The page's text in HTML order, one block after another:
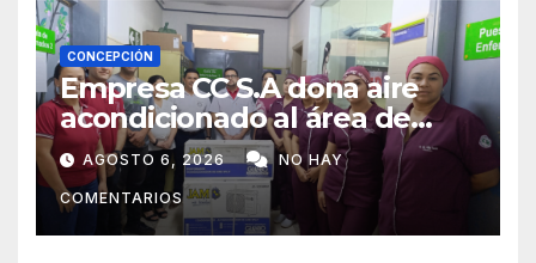
CONCEPCIÓN
Empresa CC S.A dona aire
acondicionado al área de
maternidad del IPS de
Concepción
AGOSTO 6, 2026 NO HAY
COMENTARIOS